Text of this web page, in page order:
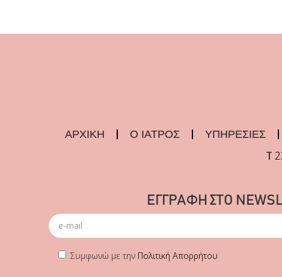
ΑΡΧΙΚΗ Ο ΙΑΤΡΟΣ ΥΠΗΡΕΣΙΕΣ
Τ
ΕΓΓΡΑΦΗ ΣΤΟ
Συμφωνώ με την Πολιτική Απορρήτου